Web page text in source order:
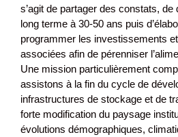
s’agit de partager des constats,
long terme à 30-50 ans puis
programmer les investissements
associées afin de pérenniser
Une mission particulièrement
assistons à la fin du cycle de
infrastructures de stockage et de
forte modification du paysage
évolutions démographiques,